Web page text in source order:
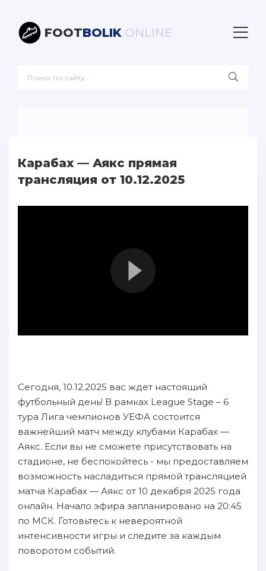
FOOTBOLIK.ONLINE
Карабах — Аякс прямая
трансляция от 10.12.2025
Сегодня, 10.12.2025 вас ждет настоящий
футбольный день! В рамках League Stage – 6
тура Лига чемпионов УЕФА состоится
важнейший матч между клубами Карабах —
Аякс. Если вы не сможете присутствовать на
стадионе, не беспокойтесь - мы предоставляем
возможность насладиться прямой трансляцией
матча Карабах — Аякс от 10 декабря 2025 года
онлайн. Начало эфира запланировано на 20:45
по МСК. Готовьтесь к невероятной
интенсивности игры и следите за каждым
поворотом событий.